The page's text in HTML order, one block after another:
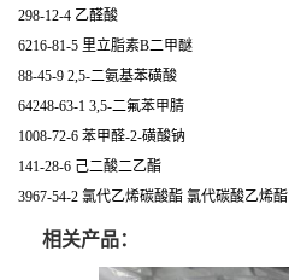
298-12-4 乙醛酸
6216-81-5 里立脂素B二甲醚
88-45-9 2,5-二氨基苯磺酸
64248-63-1 3,5-二氟苯甲腈
1008-72-6 苯甲醛-2-磺酸钠
141-28-6 己二酸二乙酯
3967-54-2 氯代乙烯碳酸酯 氯代碳酸乙烯酯
相关产品：